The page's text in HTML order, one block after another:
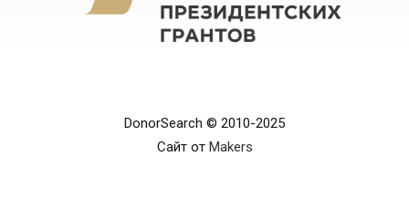
DonorSearch © 2010-2025
Сайт от Makers